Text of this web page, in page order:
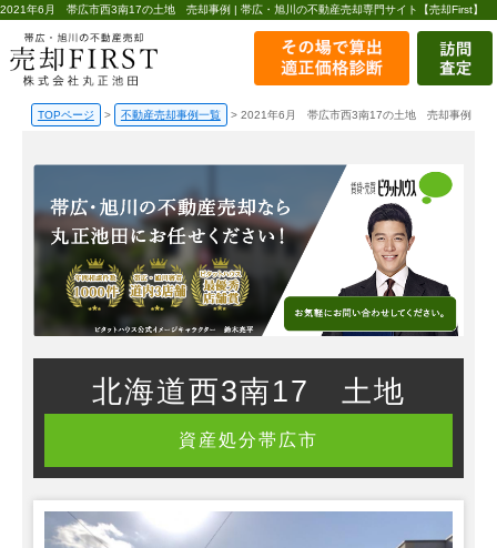
2021年6月 帯広市西3南17の土地 売却事例 | 帯広・旭川の不動産売却専門サイト【売却First】
TOPページ > 不動産売却事例一覧 > 2021年6月 帯広市西3南17の土地 売却事例
北海道西3南17 土地
資産処分帯広市